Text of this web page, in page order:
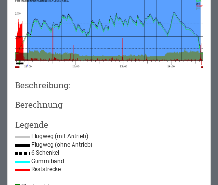
Beschreibung:
Berechnung
Legende
Flugweg (mit Antrieb)
Flugweg (ohne Antrieb)
6 Schenkel
Gummiband
Reststrecke